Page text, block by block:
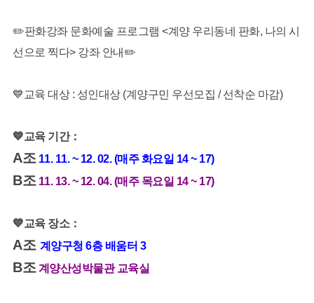
✏️판화강좌 문화예술 프로그램 <계양 우리동네 판화, 나의 시
선으로 찍다> 강좌 안내✏️
💙교육 대상 : 성인대상 (계양구민 우선모집 / 선착순 마감)
💙교육 기간：
A조 11. 11. ~ 12. 02. (매주 화요일 14 ~ 17)
B조 11. 13. ~ 12. 04. (매주 목요일 14 ~ 17)
💙교육 장소：
A조 계양구청 6층 배움터 3
B조 계양산성박물관 교육실